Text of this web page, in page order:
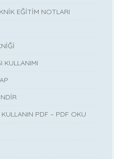
EĞİTİM NOTLARI
KULLANIMI
PDF – PDF OKU